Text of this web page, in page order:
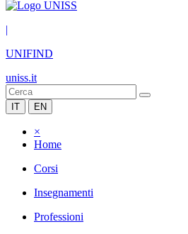
|
UNIFIND
uniss.it
IT EN
×
Home
Corsi
Insegnamenti
Professioni